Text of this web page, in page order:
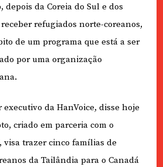
depois da Coreia do Sul e dos
receber refugiados norte-coreanos,
de um programa que está a ser
por uma organização
da HanVoice, disse hoje
criado em parceria com o
visa trazer cinco famílias de
da Tailândia para o Canadá